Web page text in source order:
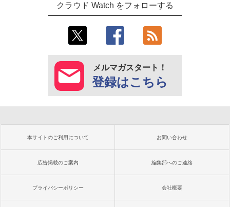
クラウド Watch をフォローする
メルマガスタート！
登録はこちら
本サイトのご利用について お問い合わせ
広告掲載のご案内 編集部へのご連絡
プライバシーポリシー 会社概要